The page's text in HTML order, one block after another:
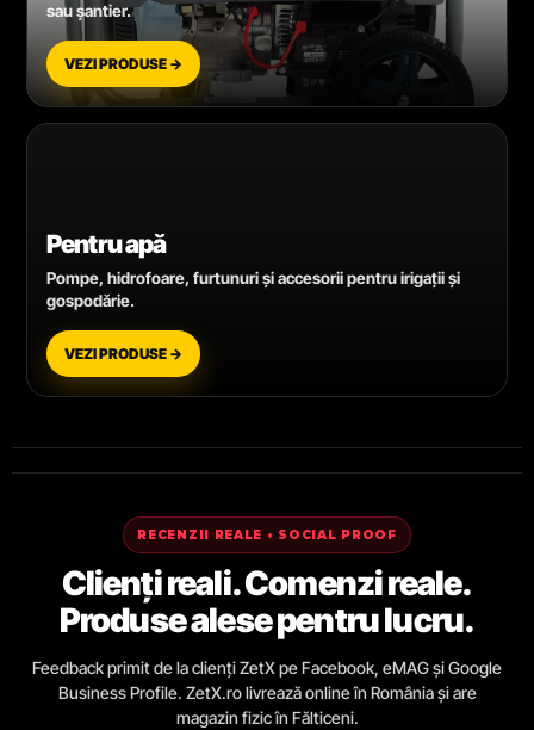
sau șantier.
VEZI PRODUSE →
Pentru apă
Pompe, hidrofoare, furtunuri și accesorii pentru irigații și
gospodărie.
VEZI PRODUSE →
RECENZII REALE • SOCIAL PROOF
Clienți reali. Comenzi reale.
Produse alese pentru lucru.
Feedback primit de la clienți ZetX pe Facebook, eMAG și Google
Business Profile. ZetX.ro livrează online în România și are
magazin fizic în Fălticeni.